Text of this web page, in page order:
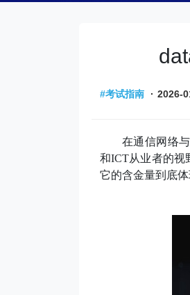
#考试指南 · 2026-
在通信网络
和ICT从业者的视
它的含金量到底